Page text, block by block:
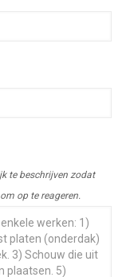
te beschrijven zodat
op te reageren.